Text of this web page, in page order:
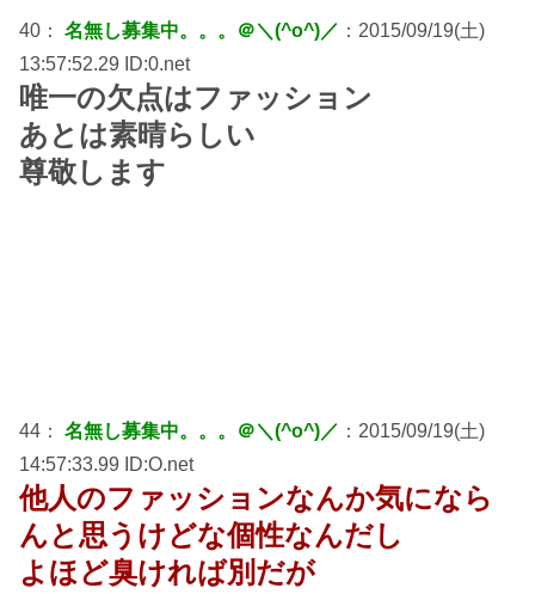
40： 名無し募集中。。。＠＼(^o^)／ ：2015/09/19(土)
13:57:52.29 ID:0.net
唯一の欠点はファッション
あとは素晴らしい
尊敬します
44： 名無し募集中。。。＠＼(^o^)／ ：2015/09/19(土)
14:57:33.99 ID:O.net
他人のファッションなんか気になら
んと思うけどな個性なんだし
よほど臭ければ別だが